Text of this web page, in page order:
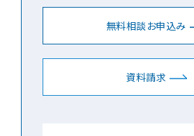
無料相談お申込み
資料請求